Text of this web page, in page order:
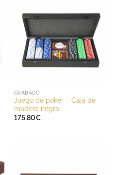
GRABADO
Juego de póker – Caja de
madera negra
175.80€